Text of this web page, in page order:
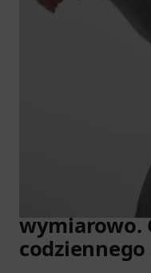
Elastyczne.
wymiarowo.